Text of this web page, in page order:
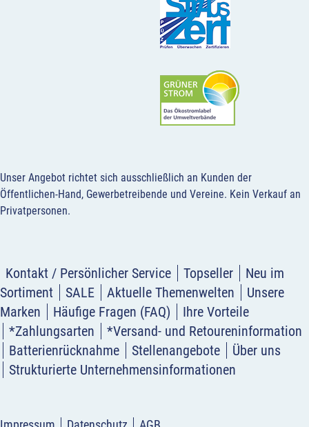
Unser Angebot richtet sich ausschließlich an Kunden der
Öffentlichen-Hand, Gewerbetreibende und Vereine. Kein Verkauf an
Privatpersonen.
Kontakt / Persönlicher Service Topseller
Neu im
Sortiment
SALE Aktuelle Themenwelten
Unsere
Marken
Häufige Fragen (FAQ)
Ihre Vorteile
*Zahlungsarten
*Versand- und Retoureninformation
Batterienrücknahme
Stellenangebote
Über uns
Strukturierte Unternehmensinformationen